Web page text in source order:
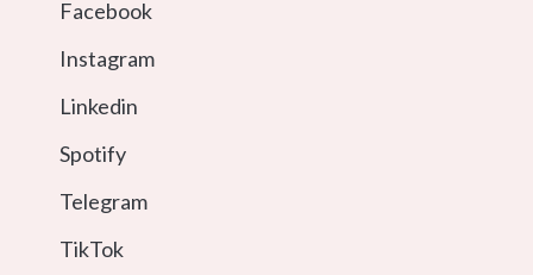
Facebook
Instagram
Linkedin
Spotify
Telegram
TikTok